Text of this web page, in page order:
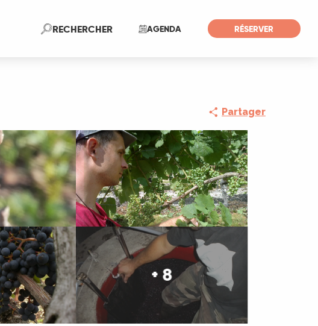
AGENDA RÉSERVER
RECHERCHERRecherche
Partager
+ 8